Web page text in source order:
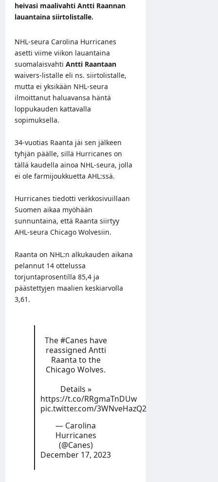
heivasi maalivahti Antti Raannan
lauantaina siirtolistalle.
NHL-seura Carolina Hurricanes
asetti viime viikon lauantaina
suomalaisvahti Antti Raantaan
waivers-listalle eli ns. siirtolistalle,
mutta ei yksikään NHL-seura
ilmoittanut haluavansa häntä
loppukauden kattavalla
sopimuksella.
34-vuotias Raanta jäi sen jälkeen
tyhjän päälle, sillä Hurricanes on
tällä kaudella ainoa NHL-seura, jolla
ei ole farmijoukkuetta AHL:ssä.
Hurricanes tiedotti verkkosivuillaan
Suomen aikaa myöhään
sunnuntaina, että Raanta siirtyy
AHL-seura Chicago Wolvesiin.
Raanta on NHL:n alkukauden aikana
pelannut 14 ottelussa
torjuntaprosentilla 85,4 ja
päästettyjen maalien keskiarvolla
3,61.
The #Canes have
reassigned Antti
Raanta to the
Chicago Wolves.
Details »
https://t.co/RRgmaTnDUw
pic.twitter.com/3WNveHazQ2
— Carolina
Hurricanes
(@Canes)
December 17, 2023